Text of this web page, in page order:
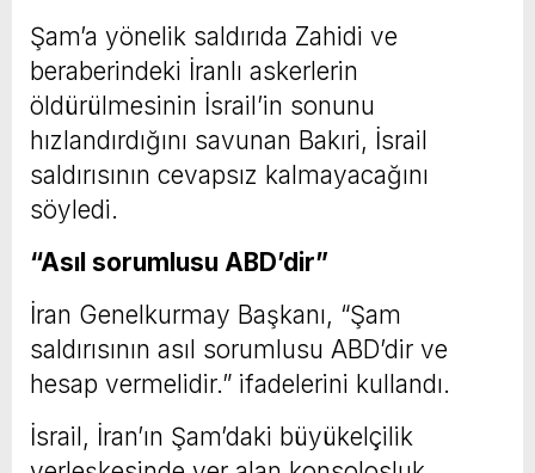
Şam’a yönelik saldırıda Zahidi ve
beraberindeki İranlı askerlerin
öldürülmesinin İsrail’in sonunu
hızlandırdığını savunan Bakıri, İsrail
saldırısının cevapsız kalmayacağını
söyledi.
“Asıl sorumlusu ABD’dir”
İran Genelkurmay Başkanı, “Şam
saldırısının asıl sorumlusu ABD’dir ve
hesap vermelidir.” ifadelerini kullandı.
İsrail, İran’ın Şam’daki büyükelçilik